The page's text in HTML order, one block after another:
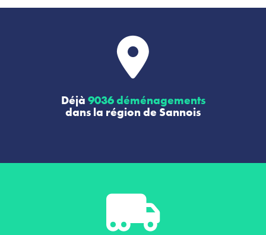
Déjà 9036 déménagements
dans la région de Sannois